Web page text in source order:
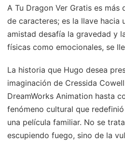
A Tu Dragon Ver Gratis es más
de caracteres; es la llave hacia
amistad desafía la gravedad y
físicas como emocionales, se
La historia que Hugo desea
imaginación de Cressida
DreamWorks Animation hasta
fenómeno cultural que
una película familiar. No se
escupiendo fuego, sino de la